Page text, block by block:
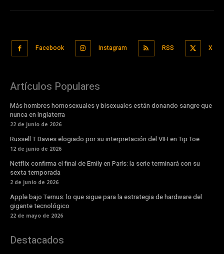
Facebook Instagram RSS X
Artículos Populares
Más hombres homosexuales y bisexuales están donando sangre que
nunca en Inglaterra
22 de junio de 2026
Russell T Davies elogiado por su interpretación del VIH en Tip Toe
12 de junio de 2026
Netflix confirma el final de Emily en París: la serie terminará con su
sexta temporada
2 de junio de 2026
Apple bajo Ternus: lo que sigue para la estrategia de hardware del
gigante tecnológico
22 de mayo de 2026
Destacados